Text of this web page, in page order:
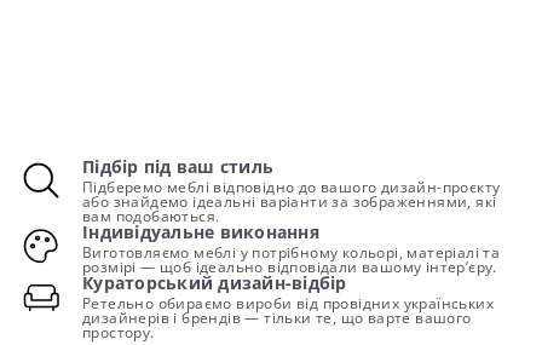
Підбір під ваш стиль
Підберемо меблі відповідно до вашого дизайн-проєкту
або знайдемо ідеальні варіанти за зображеннями, які
вам подобаються.
Індивідуальне виконання
Виготовляємо меблі у потрібному кольорі, матеріалі та
розмірі — щоб ідеально відповідали вашому інтер’єру.
Кураторський дизайн-відбір
Ретельно обираємо вироби від провідних українських
дизайнерів і брендів — тільки те, що варте вашого
простору.